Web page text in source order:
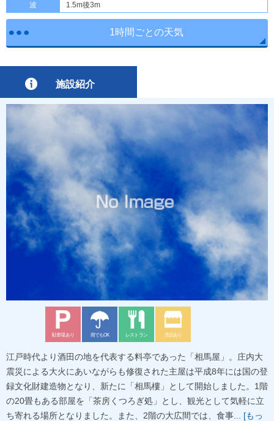
波
1.5m後3m
1時間ごとの天気
施設紹介
駐車場あり 雨でもOK レストラン 売店あり
江戸時代より酒田の地を代表する料亭であった「相馬屋」。庄内大
震災による大火にあいながらも修復された主屋は平成8年には国の登
録文化財建造物となり、新たに「相馬樓」として開始しました。1階
の20畳もある部屋を「茶房くつろぎ処」とし、観光として気軽に立
ち寄れる場所となりました。また、2階の大広間では、食事... [もっ